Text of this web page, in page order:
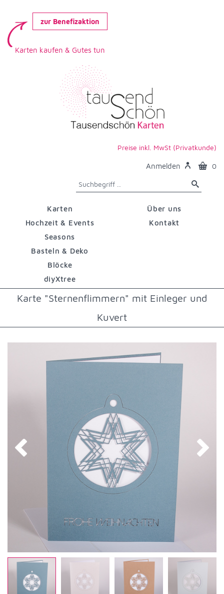
zur Benefizaktion
Karten kaufen & Gutes tun
Preise inkl. MwSt (Privatkunde)
Anmelden 0
Karten
Hochzeit & Events
Seasons
Basteln & Deko
Blöcke
diyXtree
Über uns
Kontakt
Karte "Sternenflimmern" mit Einleger und
Kuvert